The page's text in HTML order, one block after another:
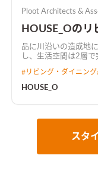
Ploot Architects &
HOUSE_Oの
品に川沿いの造成地
し、生活空間は2層
#リビング・ダイニング
HOUSE_O
スタ